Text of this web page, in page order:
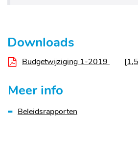
Downloads
Budgetwijziging 1-2019
Meer info
Beleidsrapporten